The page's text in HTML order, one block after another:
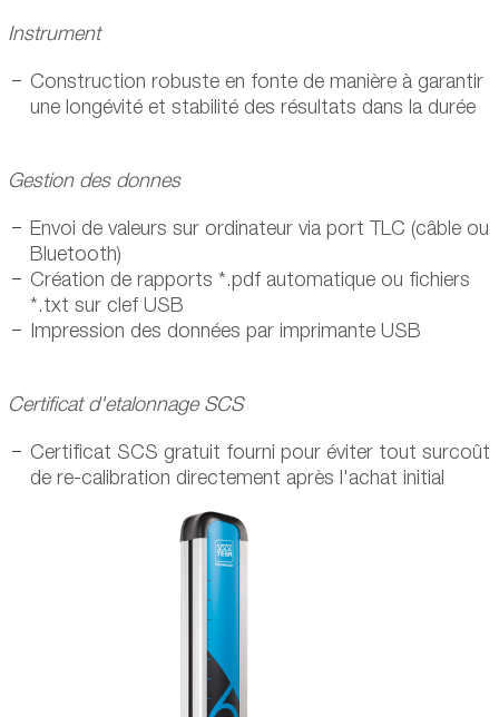
Instrument
Construction robuste en fonte de manière à garantir
une longévité et stabilité des résultats dans la durée
Gestion des donnes
Envoi de valeurs sur ordinateur via port TLC (câble ou
Bluetooth)
Création de rapports *.pdf automatique ou fichiers
*.txt sur clef USB
Impression des données par imprimante USB
Certificat d'etalonnage SCS
Certificat SCS gratuit fourni pour éviter tout surcoût
de re-calibration directement après l'achat initial